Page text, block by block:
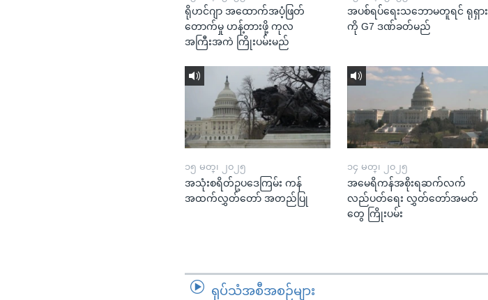
ရိုဟင်ဂျာ အထောက်အပံ့ဖြတ်
တောက်မှု ဟန့်တားဖို့ ကုလ
အကြီးအကဲ ကြိုးပမ်းမည်
အပစ်ရပ်ရေးသဘောမတူရင် ရုရှား
ကို G7 ဒဏ်ခတ်မည်
၁၅ မတ္၊ ၂၀၂၅
အသုံးစရိတ်ဥပဒေကြမ်း ကန်
အထက်လွှတ်တော် အတည်ပြု
၁၄ မတ္၊ ၂၀၂၅
အမေရိကန်အစိုးရဆက်လက်
လည်ပတ်ရေး လွှတ်တော်အမတ်
တွေ ကြိုးပမ်း
ရုပ်သံအစီအစဉ်များ